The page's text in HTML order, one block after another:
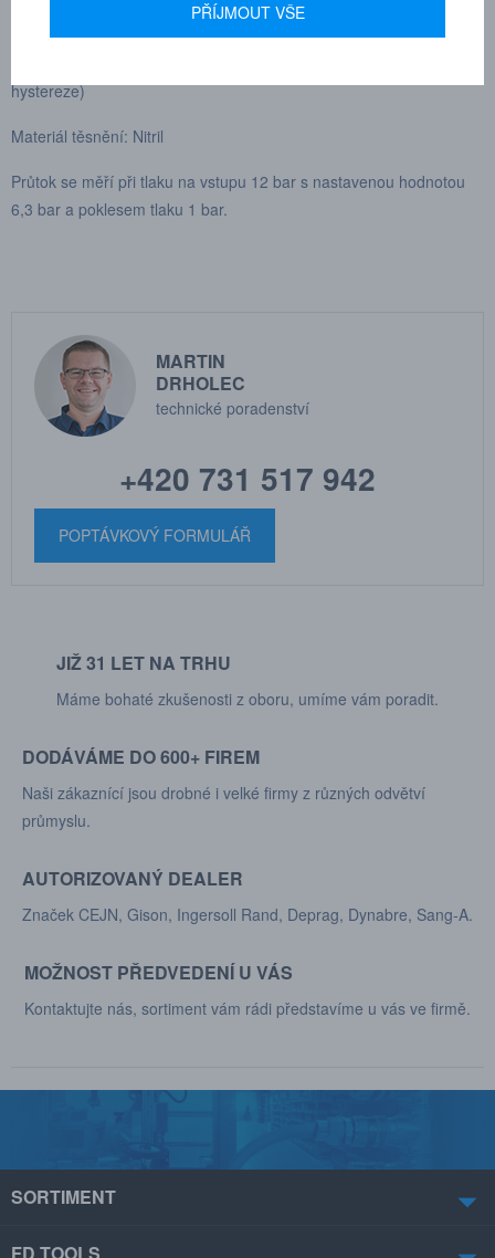
hystereze)
Materiál těsnění: Nitril
Průtok se měří při tlaku na vstupu 12 bar s nastavenou hodnotou
6,3 bar a poklesem tlaku 1 bar.
MARTIN
DRHOLEC
technické poradenství
+420 731 517 942
POPTÁVKOVÝ FORMULÁŘ
JIŽ 31 LET NA TRHU
Máme bohaté zkušenosti z oboru, umíme vám poradit.
DODÁVÁME DO 600+ FIREM
Naši zákaznící jsou drobné i velké firmy z různých odvětví
průmyslu.
AUTORIZOVANÝ DEALER
Značek CEJN, Gison, Ingersoll Rand, Deprag, Dynabre, Sang-A.
MOŽNOST PŘEDVEDENÍ U VÁS
Kontaktujte nás, sortiment vám rádi představíme u vás ve firmě.
SORTIMENT
PŘÍJMOUT VŠE